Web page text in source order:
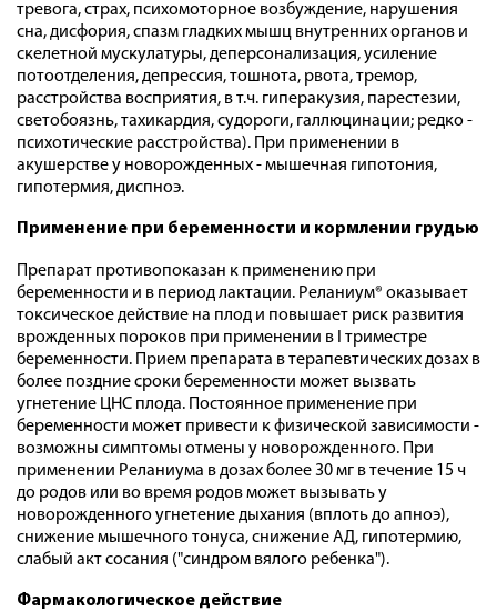
тревога, страх, психомоторное возбуждение, нарушения
сна, дисфория, спазм гладких мышц внутренних органов и
скелетной мускулатуры, деперсонализация, усиление
потоотделения, депрессия, тошнота, рвота, тремор,
расстройства восприятия, в т.ч. гиперакузия, парестезии,
светобоязнь, тахикардия, судороги, галлюцинации; редко -
психотические расстройства). При применении в
акушерстве у новорожденных - мышечная гипотония,
гипотермия, диспноэ.
Применение при беременности и кормлении грудью
Препарат противопоказан к применению при
беременности и в период лактации. Реланиум® оказывает
токсическое действие на плод и повышает риск развития
врожденных пороков при применении в I триместре
беременности. Прием препарата в терапевтических дозах в
более поздние сроки беременности может вызвать
угнетение ЦНС плода. Постоянное применение при
беременности может привести к физической зависимости -
возможны симптомы отмены у новорожденного. При
применении Реланиума в дозах более 30 мг в течение 15 ч
до родов или во время родов может вызывать у
новорожденного угнетение дыхания (вплоть до апноэ),
снижение мышечного тонуса, снижение АД, гипотермию,
слабый акт сосания ("синдром вялого ребенка").
Фармакологическое действие